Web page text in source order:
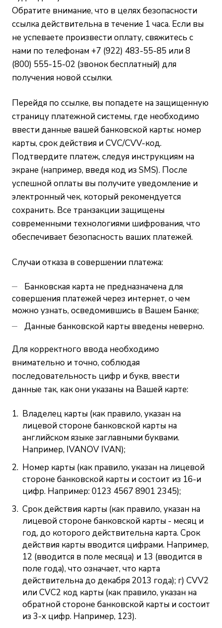
Обратите внимание, что в целях безопасности
ссылка действительна в течение 1 часа. Если вы
не успеваете произвести оплату, свяжитесь с
нами по телефонам +7 (922) 483-55-85 или 8
(800) 555-15-02 (звонок бесплатный) для
получения новой ссылки.
Перейдя по ссылке, вы попадете на защищенную
страницу платежной системы, где необходимо
ввести данные вашей банковской карты: номер
карты, срок действия и CVC/CVV-код.
Подтвердите платеж, следуя инструкциям на
экране (например, введя код из SMS). После
успешной оплаты вы получите уведомление и
электронный чек, который рекомендуется
сохранить. Все транзакции защищены
современными технологиями шифрования, что
обеспечивает безопасность ваших платежей.
Случаи отказа в совершении платежа:
Банковская карта не предназначена для
совершения платежей через интернет, о чем
можно узнать, осведомившись в Вашем Банке;
Данные банковской карты введены неверно.
Для корректного ввода необходимо
внимательно и точно, соблюдая
последовательность цифр и букв, ввести
данные так, как они указаны на Вашей карте:
Владелец карты (как правило, указан на
лицевой стороне банковской карты на
английском языке заглавными буквами.
Например, IVANOV IVAN);
Номер карты (как правило, указан на лицевой
стороне банковской карты и состоит из 16-и
цифр. Например: 0123 4567 8901 2345);
Срок действия карты (как правило, указан на
лицевой стороне банковской карты - месяц и
год, до которого действительна карта. Срок
действия карты вводится цифрами. Например,
12 (вводится в поле месяца) и 13 (вводится в
поле года), что означает, что карта
действительна до декабря 2013 года); г) CVV2
или CVC2 код карты (как правило, указан на
обратной стороне банковской карты и состоит
из 3-х цифр. Например, 123).